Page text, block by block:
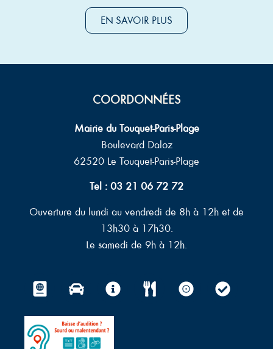
EN SAVOIR PLUS
COORDONNÉES
Mairie du Touquet-Paris-Plage
Boulevard Daloz
62520 Le Touquet-Paris-Plage
Tel : 03 21 06 72 72
Ouverture du lundi au vendredi de 8h à 12h et de
13h30 à 17h30.
Le samedi de 9h à 12h.